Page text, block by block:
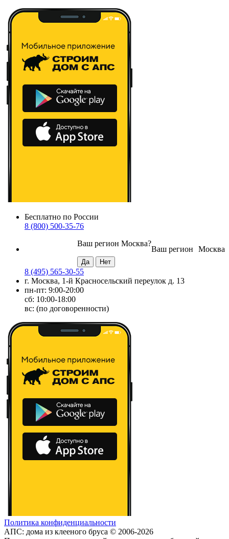
Бесплатно по России
8 (800) 500-35-76
Москва
Ваш регион
Ваш регион Москва?
8 (495) 565-30-55
г. Москва, 1-й Красносельский переулок д. 13
пн-пт: 9:00-20:00
сб: 10:00-18:00
вс: (по договоренности)
Политика конфиденциальности
АПС: дома из клееного бруса © 2006-2026